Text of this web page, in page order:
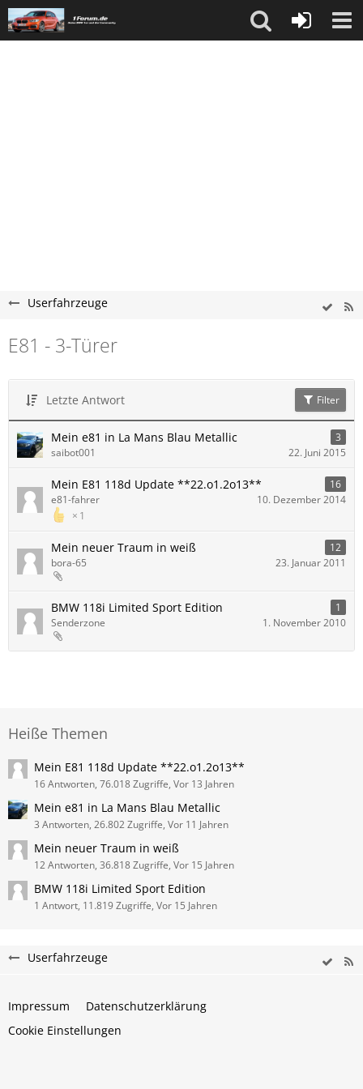
Userfahrzeuge
E81 - 3-Türer
Letzte Antwort Filter
Mein e81 in La Mans Blau Metallic
3
saibot001
22. Juni 2015
Mein E81 118d Update **22.o1.2o13** 16
1
e81-fahrer 10. Dezember 2014
Mein neuer Traum in weiß
12
bora-65
23. Januar 2011
BMW 118i Limited Sport Edition
1
Senderzone
1. November 2010
Heiße Themen
Mein E81 118d Update **22.o1.2o13**
16 Antworten, 76.018 Zugriffe, Vor 13 Jahren
Mein e81 in La Mans Blau Metallic
3 Antworten, 26.802 Zugriffe, Vor 11 Jahren
Mein neuer Traum in weiß
12 Antworten, 36.818 Zugriffe, Vor 15 Jahren
BMW 118i Limited Sport Edition
1 Antwort, 11.819 Zugriffe, Vor 15 Jahren
Userfahrzeuge
Impressum
Datenschutzerklärung
Cookie Einstellungen